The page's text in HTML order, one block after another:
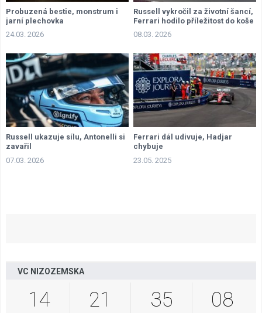
Probuzená bestie, monstrum i
jarní plechovka
24.03. 2026
Russell vykročil za životní šancí,
Ferrari hodilo příležitost do koše
08.03. 2026
Russell ukazuje sílu, Antonelli si
zavařil
07.03. 2026
Ferrari dál udivuje, Hadjar
chybuje
23.05. 2025
VC NIZOZEMSKA
14 21 35 07